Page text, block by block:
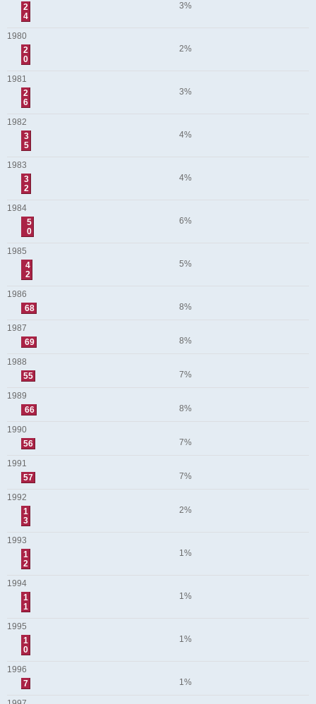
2
4
3%
1980
2
0
2%
1981
2
6
3%
1982
3
5
4%
1983
3
2
4%
1984
5
0
6%
1985
4
2
5%
1986
68
8%
1987
69
8%
1988
55
7%
1989
66
8%
1990
56
7%
1991
57
7%
1992
1
3
2%
1993
1
2
1%
1994
1
1
1%
1995
1
0
1%
1996
7
1%